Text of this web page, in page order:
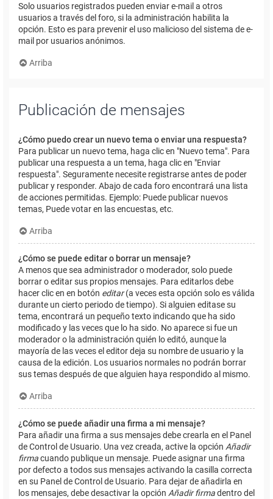
Solo usuarios registrados pueden enviar e-mail a otros
usuarios a través del foro, si la administración habilita la
opción. Esto es para prevenir el uso malicioso del sistema de e-
mail por usuarios anónimos.
Arriba
Publicación de mensajes
¿Cómo puedo crear un nuevo tema o enviar una respuesta?
Para publicar un nuevo tema, haga clic en "Nuevo tema". Para
publicar una respuesta a un tema, haga clic en "Enviar
respuesta". Seguramente necesite registrarse antes de poder
publicar y responder. Abajo de cada foro encontrará una lista
de acciones permitidas. Ejemplo: Puede publicar nuevos
temas, Puede votar en las encuestas, etc.
Arriba
¿Cómo se puede editar o borrar un mensaje?
A menos que sea administrador o moderador, solo puede
borrar o editar sus propios mensajes. Para editarlos debe
hacer clic en en botón editar(a veces esta opción solo es válida
durante un cierto periodo de tiempo). Si alguien editase su
tema, encontrará un pequeño texto indicando que ha sido
modificado y las veces que lo ha sido. No aparece si fue un
moderador o la administración quién lo editó, aunque la
mayoría de las veces el editor deja su nombre de usuario y la
causa de la edición. Los usuarios normales no podrán borrar
sus temas después de que alguien haya respondido al mismo.
Arriba
¿Cómo se puede añadir una firma a mi mensaje?
Para añadir una firma a sus mensajes debe crearla en el Panel
de Control de Usuario. Una vez creada, active la opción Añadir
firmacuando publique un mensaje. Puede asignar una firma
por defecto a todos sus mensajes activando la casilla correcta
en su Panel de Control de Usuario. Para dejar de añadirla en
los mensajes, debe desactivar la opción Añadir firmadentro del